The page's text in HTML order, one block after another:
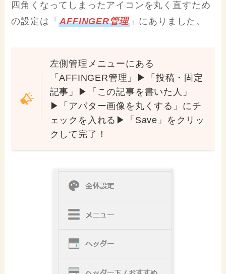
四角くなってしまったアイコンを丸く直すため
の設定は「AFFINGER管理」にありました。
左側管理メニューにある
「AFFINGER管理」▶「投稿・固定
記事」▶「この記事を書いた人」
▶「アバター画像を丸くする」にチ
ェックを入れる▶「Save」をクリッ
クして完了！